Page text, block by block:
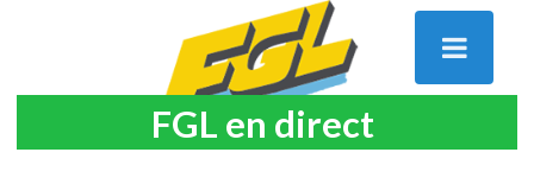
FGL en direct